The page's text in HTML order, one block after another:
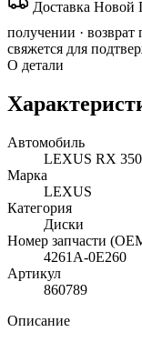
Доставка Новой
получении · возврат
свяжется для
О детали
Автомобиль
LEXUS RX
Марка
LEXUS
Категория
Диски
Номер запчасти
4261A-0E260
Артикул
860789
Описание